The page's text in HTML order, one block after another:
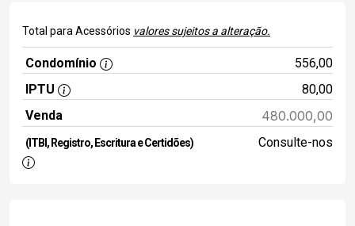
Total para Acessórios valores sujeitos a alteração.
Condomínio
556,00
IPTU
80,00
Venda
480.000,00
(ITBI, Registro, Escritura e Certidões) Consulte-nos